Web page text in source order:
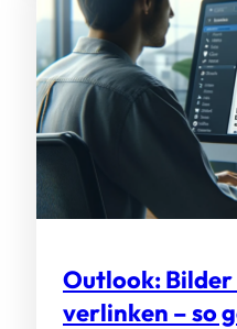
Outlook:
verlinken – so